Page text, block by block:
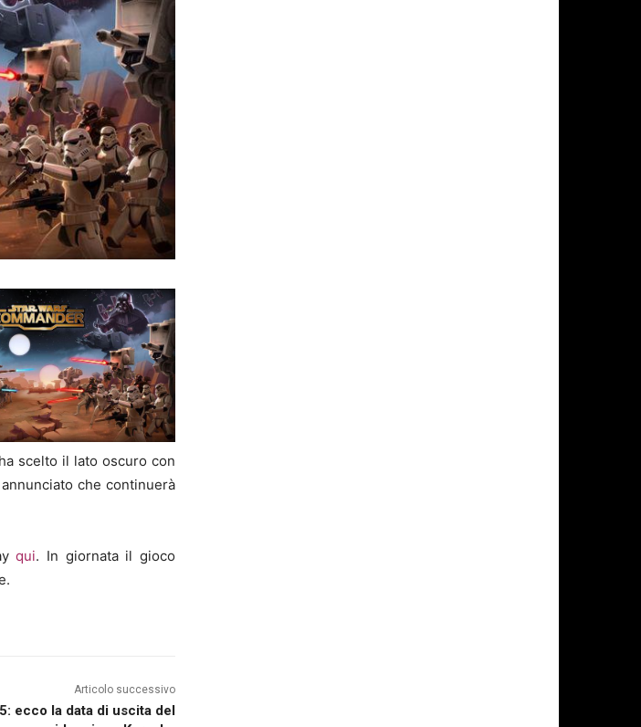
scelto il lato oscuro con
che continuerà
qui. In giornata il gioco
Articolo successivo
ecco la data di uscita del